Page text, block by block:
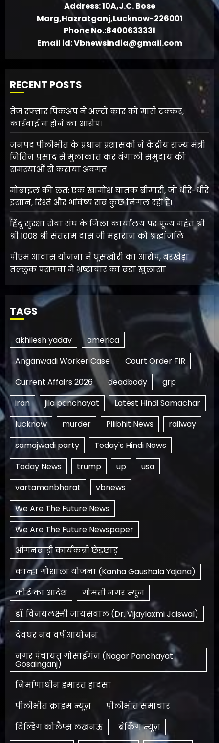
Address: 10A,J.C. Bose
Marg,Hazratganj,Lucknow-226001
Phone No.:8400633331
Email id: Vbnewsindia@gmail.com
RECENT POSTS
तेज रफ्तार पिकअप ने अल्टो कार को मारी टक्कर,
कार्रवाई न होने का आरोप।
जनपद पीलीभीत के प्रधान प्रशासकों ने केंद्रीय राज्य मंत्री
जितिन प्रसाद से मुलाकात कर बंगाली समुदाय की
समस्याओं से कराया अवगत
मोबाइल की लत: एक खामोश घातक बीमारी, जो धीरे-धीरे
इंसान, रिश्ते और भविष्य सब कुछ निगल रही है!
हिंदू सुरक्षा सेवा संघ के जिला कार्यालय पर पूज्य महंत श्री
श्री 1008 श्री संतराम दास जी महाराज को श्रद्धांजलि
पीएम आवास योजना में घूसखोरी का आरोप, बरखेड़ा
तल्लुक पसगवां में भ्रष्टाचार का बड़ा खुलासा
TAGS
akhilesh yadav
america
Anganwadi Worker Case
Court Order FIR
Current Affairs 2026
deadbody
grp
iran
jila panchayat
Latest Hindi Samachar
lucknow
murder Pilibhit News
railway
samajwadi party
Today's Hindi News
Today News
trump up
usa
vartamanbharat
vbnews
We Are The Future News
We Are The Future Newspaper
आंगनबाड़ी कार्यकत्री छेड़छाड़
कान्हा गौशाला योजना (Kanha Gaushala Yojana)
कोर्ट का आदेश
गोमती नगर न्यूज
डॉ. विजयलक्ष्मी जायसवाल (Dr. Vijaylaxmi Jaiswal)
देवघर नव वर्ष आयोजन
नगर पंचायत गोसाईगंज (Nagar Panchayat
Gosainganj)
निर्माणाधीन इमारत हादसा
पीलीभीत क्राइम न्यूज़
पीलीभीत समाचार
बिल्डिंग कोलैप्स लखनऊ
ब्रेकिंग न्यूज़